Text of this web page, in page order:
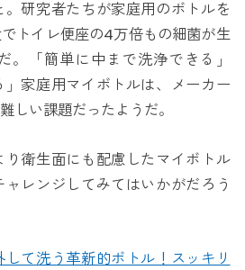
研究者たちが家庭用のボトルを
トイレ便座の4万倍もの細菌が生
。「簡単に中まで洗浄できる」
」家庭用マイボトルは、メーカー
しい課題だったようだ。
衛生面にも配慮したマイボトル
レンジしてみてはいかがだろう
して洗う革新的ボトル！スッキリ